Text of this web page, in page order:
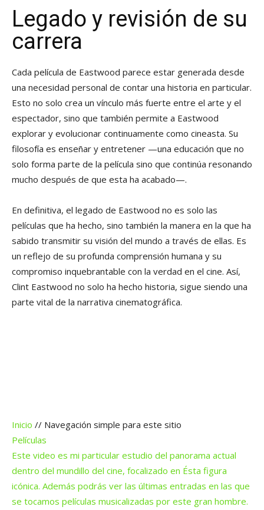
Legado y revisión de su
carrera
Cada película de Eastwood parece estar generada desde
una necesidad personal de contar una historia en particular.
Esto no solo crea un vínculo más fuerte entre el arte y el
espectador, sino que también permite a Eastwood
explorar y evolucionar continuamente como cineasta. Su
filosofía es enseñar y entretener —una educación que no
solo forma parte de la película sino que continúa resonando
mucho después de que esta ha acabado—.
En definitiva, el legado de Eastwood no es solo las
películas que ha hecho, sino también la manera en la que ha
sabido transmitir su visión del mundo a través de ellas. Es
un reflejo de su profunda comprensión humana y su
compromiso inquebrantable con la verdad en el cine. Así,
Clint Eastwood no solo ha hecho historia, sigue siendo una
parte vital de la narrativa cinematográfica.
Inicio // Navegación simple para este sitio
Películas
Este video es mi particular estudio del panorama actual
dentro del mundillo del cine, focalizado en Ésta figura
icónica. Además podrás ver las últimas entradas en las que
se tocamos películas musicalizadas por este gran hombre.